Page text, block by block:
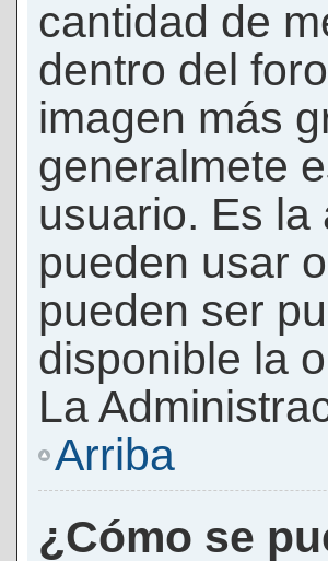
cantidad de
dentro del
imagen más
generalmete
usuario. Es
pueden usar
pueden ser
disponible la
La
Arriba
¿Cómo se